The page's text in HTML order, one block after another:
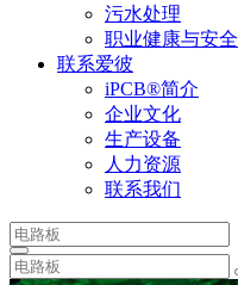
污水处理
职业健康与安全
联系爱彼
iPCB®简介
企业文化
生产设备
人力资源
联系我们